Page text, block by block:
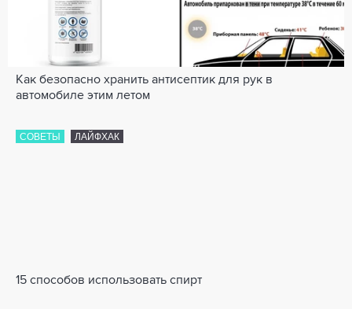
Как безопасно хранить антисептик для рук в
автомобиле этим летом
СОВЕТЫ ЛАЙФХАК
15 способов использовать спирт